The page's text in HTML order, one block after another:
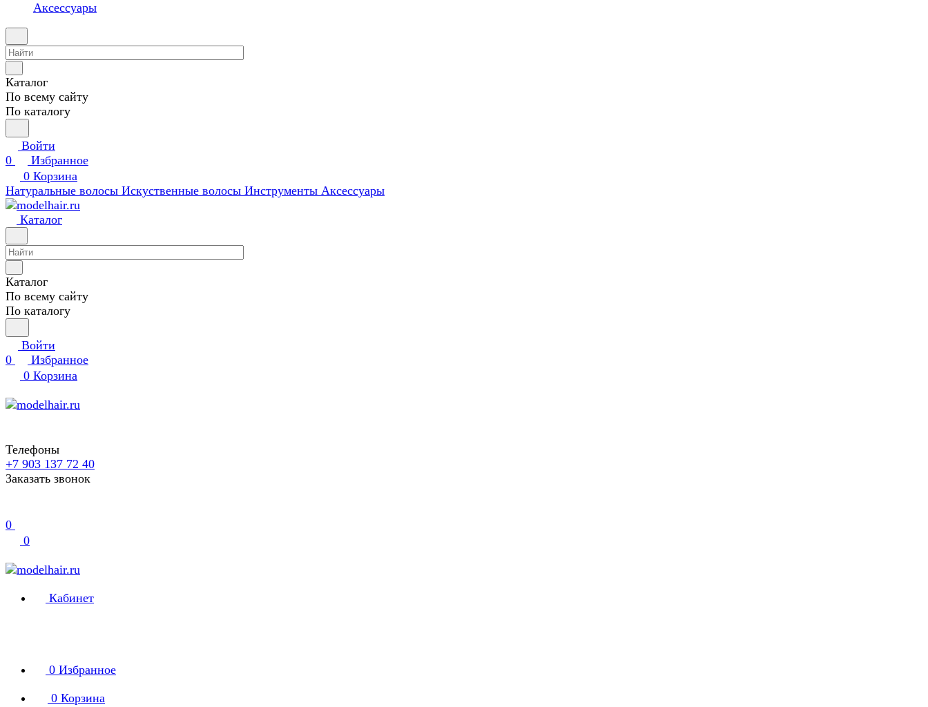
Аксессуары
Каталог
По всему сайту
По каталогу
Войти
0
Избранное
0 Корзина
Натуральные волосы Искуственные волосы Инструменты Аксессуары
Каталог
Каталог
По всему сайту
По каталогу
Войти
0
Избранное
0 Корзина
Телефоны
+7 903 137 72 40
Заказать звонок
0
0
Кабинет
0 Избранное
0 Корзина